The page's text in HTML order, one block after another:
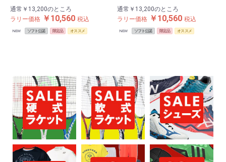
お買い物を続ける カートへ進む
通常 ￥13,200のところ
ラリー価格 ￥10,560 税込
NEW ソフト公認 限定品 オススメ
通常 ￥13,200のところ
ラリー価格 ￥10,560 税込
NEW ソフト公認 限定品 オススメ